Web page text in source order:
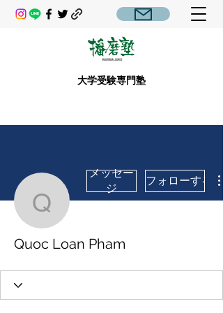
大学受験専門塾
Quoc Loan Pham
メッセー
ジ
フォローする
Quoc Loan Pham